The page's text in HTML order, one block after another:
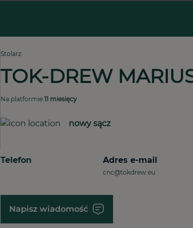
Stolarz
TOK-DREW
Na platformie:11 miesięcy
nowy sącz
Telefon Adres e-mail
cnc@tokdrew.eu
Napisz wiadomość